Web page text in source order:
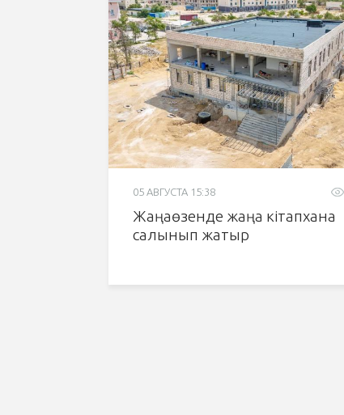
05 АВГУСТА 15:38
Жаңаөзенде жаңа кітапхана
салынып жатыр